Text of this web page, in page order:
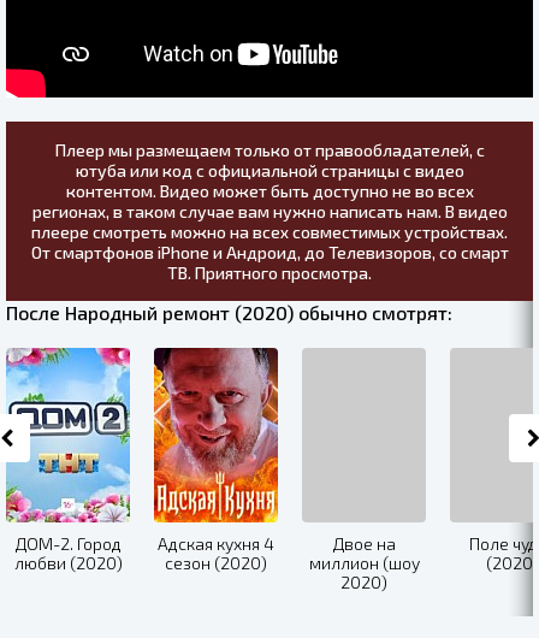
Плеер мы размещаем только от правообладателей, с
ютуба или код с официальной страницы с видео
контентом. Видео может быть доступно не во всех
регионах, в таком случае вам нужно написать нам. В видео
плеере смотреть можно на всех совместимых устройствах.
От смартфонов iPhone и Андроид, до Телевизоров, со смарт
ТВ. Приятного просмотра.
После Народный ремонт (2020) обычно смотрят:
ДОМ-2. Город
любви (2020)
Адская кухня 4
сезон (2020)
Двое на
миллион (шоу
2020)
Поле
(2020)